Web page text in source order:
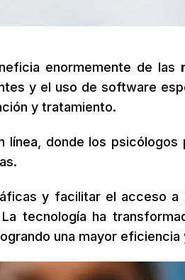
enormemente de las
y el uso de software
y tratamiento.
donde los psicólogos
y facilitar el acceso a
tecnología ha
una mayor eficiencia